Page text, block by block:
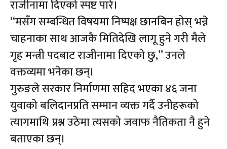
राजीनामा दिएको स्पष्ट पारे।
“मसँग सम्बन्धित विषयमा निष्पक्ष छानबिन होस् भन्ने
चाहनाका साथ आजकै मितिदेखि लागू हुने गरी मैले
गृह मन्त्री पदबाट राजीनामा दिएको छु,” उनले
वक्तव्यमा भनेका छन्।
गुरुङले सरकार निर्माणमा सहिद भएका ४६ जना
युवाको बलिदानप्रति सम्मान व्यक्त गर्दै उनीहरूको
त्यागमाथि प्रश्न उठेमा त्यसको जवाफ नैतिकता नै हुने
बताएका छन्।